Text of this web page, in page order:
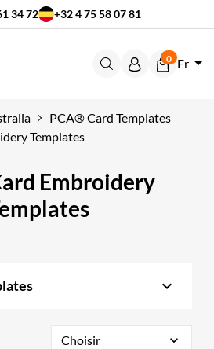
34 72 +32 4 75 58 07 81
0 Fr
PCA® Card Templates
Templates
Embroidery
keyboard_arrow_down
Choisir expand_more